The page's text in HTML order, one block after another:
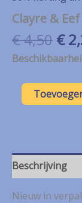
Clayre &
€4,50
€
€
Clayre
aantal
Beschrijving
Nieuw in